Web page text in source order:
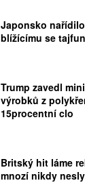
Japonsko
blížícímu se
Trump zavedl
výrobků z
15procentní clo
Britský hit láme
mnozí nikdy